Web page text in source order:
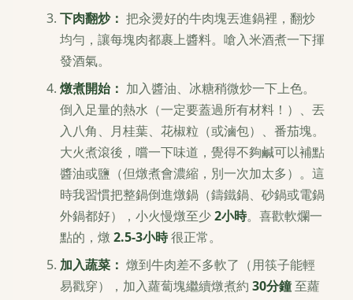
下肉翻炒： 把汆燙好的牛肉塊丟進鍋裡，翻炒
均勻，讓每塊肉都裹上醬料。嗆入米酒煮一下揮
發酒氣。
燉煮開始： 加入醬油、冰糖稍微炒一下上色。
倒入足量的熱水（一定要蓋過所有材料！）、丟
入八角、月桂葉、花椒粒（或滷包）、番茄塊。
大火煮滾後，嚐一下味道，覺得不夠鹹可以補點
醬油或鹽（但燉煮會濃縮，別一次加太多）。這
時我習慣把整鍋倒進燉鍋（鑄鐵鍋、砂鍋或電鍋
外鍋都好），小火慢燉至少2小時。喜歡軟爛一
點的，燉 2.5-3小時很正常。
加入蔬菜： 燉到牛肉差不多軟了（用筷子能輕
易戳穿），加入蘿蔔塊繼續燉煮約 30分鐘至蘿